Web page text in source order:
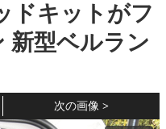
ドキットがフ
新型ベルラン
次の画像